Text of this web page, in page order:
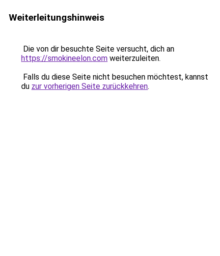
Weiterleitungshinweis
Die von dir besuchte Seite versucht, dich an
https://smokineelon.com weiterzuleiten.
Falls du diese Seite nicht besuchen möchtest, kannst
du zur vorherigen Seite zurückkehren.